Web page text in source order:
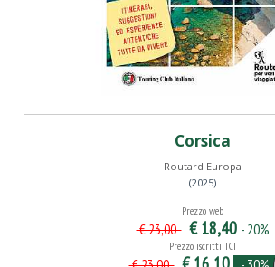
Corsica
Routard Europa
(2025)
Prezzo web
€ 23,00 € 18,40 - 20%
Prezzo iscritti TCI